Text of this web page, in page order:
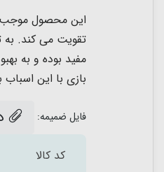
این محصول موجب
تقویت می کند.
مفید بوده و به
بازی با این
فایل ضمیمه:
کد کالا